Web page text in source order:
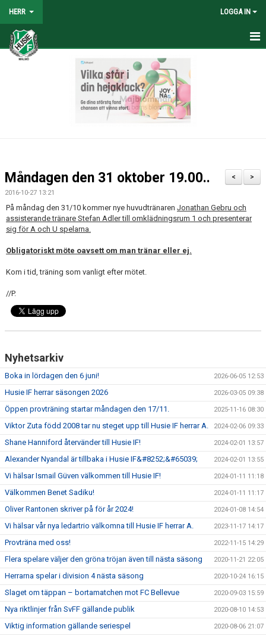
HERR LOGGA IN
HEM
MATCHER
BILDGALLERI
>
<
Måndagen den 31 oktober 19.00..
2016-10-27 13:21
På måndag den 31/10 kommer nye huvudtränaren Jonathan Gebru och
assisterande tränare Stefan Adler till omklädningsrum 1 och presenterar
sig för A och U spelarna.
Obligatoriskt möte oavsett om man tränar eller ej.
Kom i tid, träning som vanligt efter mötet.
//P.
Nyhetsarkiv
Boka in lördagen den 6 juni! 2026-06-05 12:53
Husie IF herrar säsongen 2026 2026-03-05 09:38
Öppen provträning startar måndagen den 17/11. 2025-11-16 08:30
Viktor Zuta född 2008 tar nu steget upp till Husie IF herrar A. 2024-02-06 09:33
Shane Hanniford återvänder till Husie IF! 2024-02-01 13:57
Alexander Nyandal är tillbaka i Husie IF&#8252;&#65039; 2024-02-01 13:55
Vi hälsar Ismail Güven välkommen till Husie IF! 2024-01-11 11:18
Välkommen Benet Sadiku! 2024-01-11 11:17
Oliver Rantonen skriver på för år 2024! 2024-01-08 14:54
Vi hälsar vår nya ledartrio välkomna till Husie IF herrar A. 2023-11-17 14:17
Provträna med oss! 2022-11-15 14:29
Flera spelare väljer den gröna tröjan även till nästa säsong 2020-11-21 22:05
Herrarna spelar i division 4 nästa säsong 2020-10-24 16:15
Slaget om täppan – bortamatchen mot FC Bellevue 2020-09-03 15:59
Nya riktlinjer från SvFF gällande publik 2020-08-10 14:53
Viktig information gällande seriespel 2020-08-06 21:07